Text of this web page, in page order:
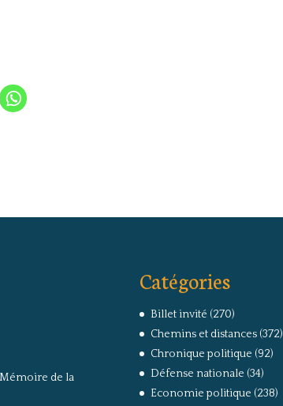
de la
Catégories
Billet invité (270)
Chemins et distances(372)
Chronique politique (92)
Défense nationale (34)
Economie politique (238)